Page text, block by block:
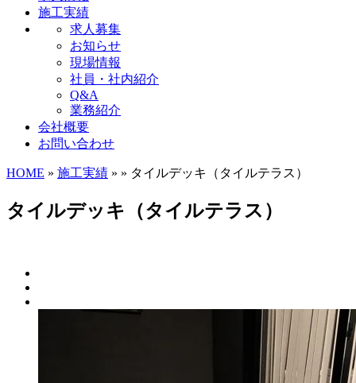
施工実績
求人募集
お知らせ
現場情報
社員・社内紹介
Q&A
業務紹介
会社概要
お問い合わせ
HOME » 施工実績 » » タイルデッキ（タイルテラス）
タイルデッキ（タイルテラス）